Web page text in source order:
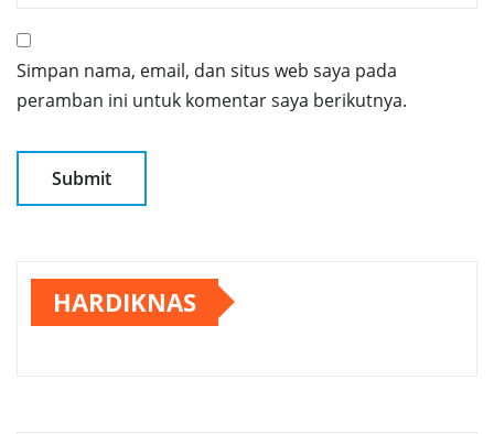
Simpan nama, email, dan situs web saya pada
peramban ini untuk komentar saya berikutnya.
HARDIKNAS